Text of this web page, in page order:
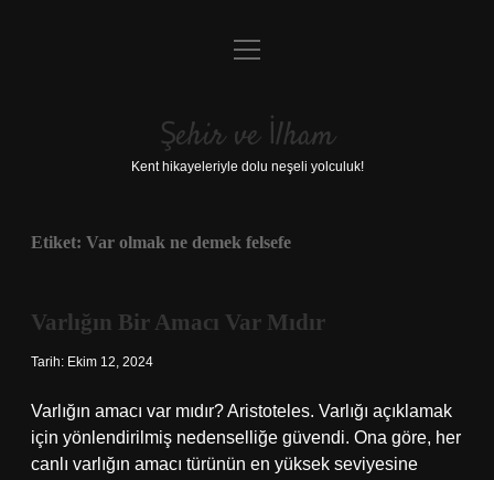
Anasayfa
Yasal Uyarı
menüyü
Şehir ve İlham
Kent hikayeleriyle dolu neşeli yolculuk!
Etiket: Var olmak ne demek felsefe
Varlığın Bir Amacı Var Mıdır
Tarih: Ekim 12, 2024
Varlığın amacı var mıdır? Aristoteles. Varlığı açıklamak
için yönlendirilmiş nedenselliğe güvendi. Ona göre, her
canlı varlığın amacı türünün en yüksek seviyesine